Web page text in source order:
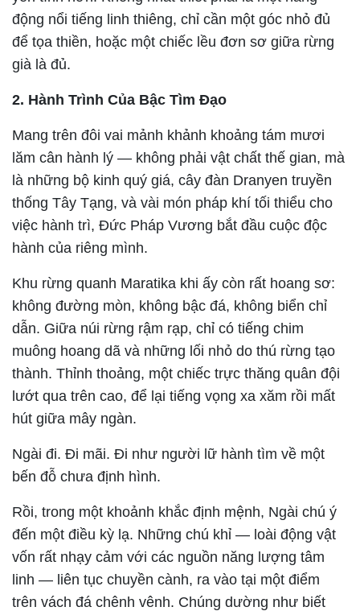
động nổi tiếng linh thiêng, chỉ cần một góc nhỏ đủ
để tọa thiền, hoặc một chiếc lều đơn sơ giữa rừng
già là đủ.
2. Hành Trình Của Bậc Tìm Đạo
Mang trên đôi vai mảnh khảnh khoảng tám mươi
lăm cân hành lý — không phải vật chất thế gian, mà
là những bộ kinh quý giá, cây đàn Dranyen truyền
thống Tây Tạng, và vài món pháp khí tối thiểu cho
việc hành trì, Đức Pháp Vương bắt đầu cuộc độc
hành của riêng mình.
Khu rừng quanh Maratika khi ấy còn rất hoang sơ:
không đường mòn, không bậc đá, không biển chỉ
dẫn. Giữa núi rừng rậm rạp, chỉ có tiếng chim
muông hoang dã và những lối nhỏ do thú rừng tạo
thành. Thỉnh thoảng, một chiếc trực thăng quân đội
lướt qua trên cao, để lại tiếng vọng xa xăm rồi mất
hút giữa mây ngàn.
Ngài đi. Đi mãi. Đi như người lữ hành tìm về một
bến đỗ chưa định hình.
Rồi, trong một khoảnh khắc định mệnh, Ngài chú ý
đến một điều kỳ lạ. Những chú khỉ — loài động vật
vốn rất nhạy cảm với các nguồn năng lượng tâm
linh — liên tục chuyền cành, ra vào tại một điểm
trên vách đá chênh vênh. Chúng dường như biết